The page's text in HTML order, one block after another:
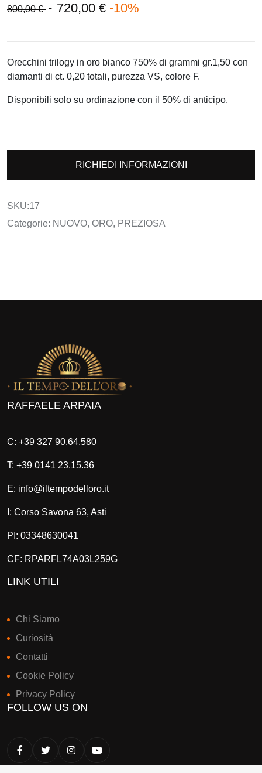
800,00 € - 720,00 € -10%
Orecchini trilogy in oro bianco 750% di grammi gr.1,50 con
diamanti di ct. 0,20 totali, purezza VS, colore F.
Disponibili solo su ordinazione con il 50% di anticipo.
RICHIEDI INFORMAZIONI
SKU:17
Categorie: NUOVO, ORO, PREZIOSA
RAFFAELE ARPAIA
C: +39 327 90.64.580
T: +39 0141 23.15.36
E: info@iltempodelloro.it
I: Corso Savona 63, Asti
PI: 03348630041
CF: RPARFL74A03L259G
LINK UTILI
Chi Siamo
Curiosità
Contatti
Cookie Policy
Privacy Policy
FOLLOW US ON